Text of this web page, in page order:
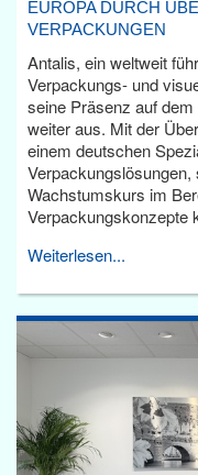
EUROPA DURCH
VERPACKUNGEN
Antalis, ein weltweit
Verpackungs- und
seine Präsenz auf
weiter aus. Mit der
einem deutschen
Wachstumskurs im
Verpackungskonzepte
Weiterlesen...